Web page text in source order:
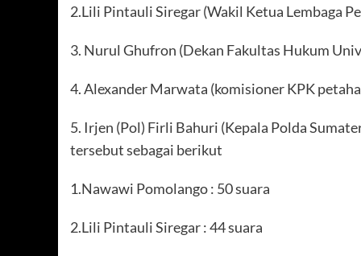
2.Lili Pintauli Siregar (Wakil Ketua Lembaga
3. Nurul Ghufron (Dekan Fakultas Hukum
4. Alexander Marwata (komisioner KPK
5. Irjen (Pol) Firli Bahuri (Kepala Polda
tersebut sebagai berikut
1.Nawawi Pomolango : 50 suara
2.Lili Pintauli Siregar : 44 suara